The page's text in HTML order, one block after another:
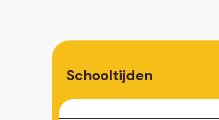
Schooltijden